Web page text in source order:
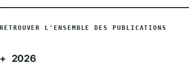
RETROUVER L'ENSEMBLE DES PUBLICATIONS
2026